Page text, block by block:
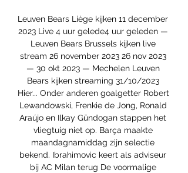
Leuven Bears Liège kijken 11 december
2023 Live 4 uur gelede4 uur geleden —
Leuven Bears Brussels kijken live
stream 26 november 2023 26 nov 2023
— 30 okt 2023 — Mechelen Leuven
Bears kijken streaming 31/10/2023
Hier... Onder anderen goalgetter Robert
Lewandowski, Frenkie de Jong, Ronald
Araújo en Ilkay Gündogan stappen het
vliegtuig niet op. Barça maakte
maandagnamiddag zijn selectie
bekend. Ibrahimovic keert als adviseur
bij AC Milan terug De voormalige